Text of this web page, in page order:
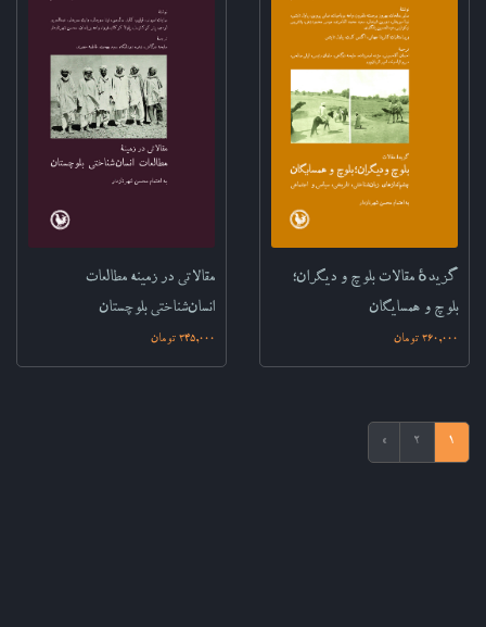
گزیدهٔ مقالات بلوچ و دیگران؛
بلوچ و همسایگان‌
360,000 تومان
مقالاتی در زمینه مطالعات
انسان‌شناختی بلوچستان‌
345,000 تومان
1
2
»